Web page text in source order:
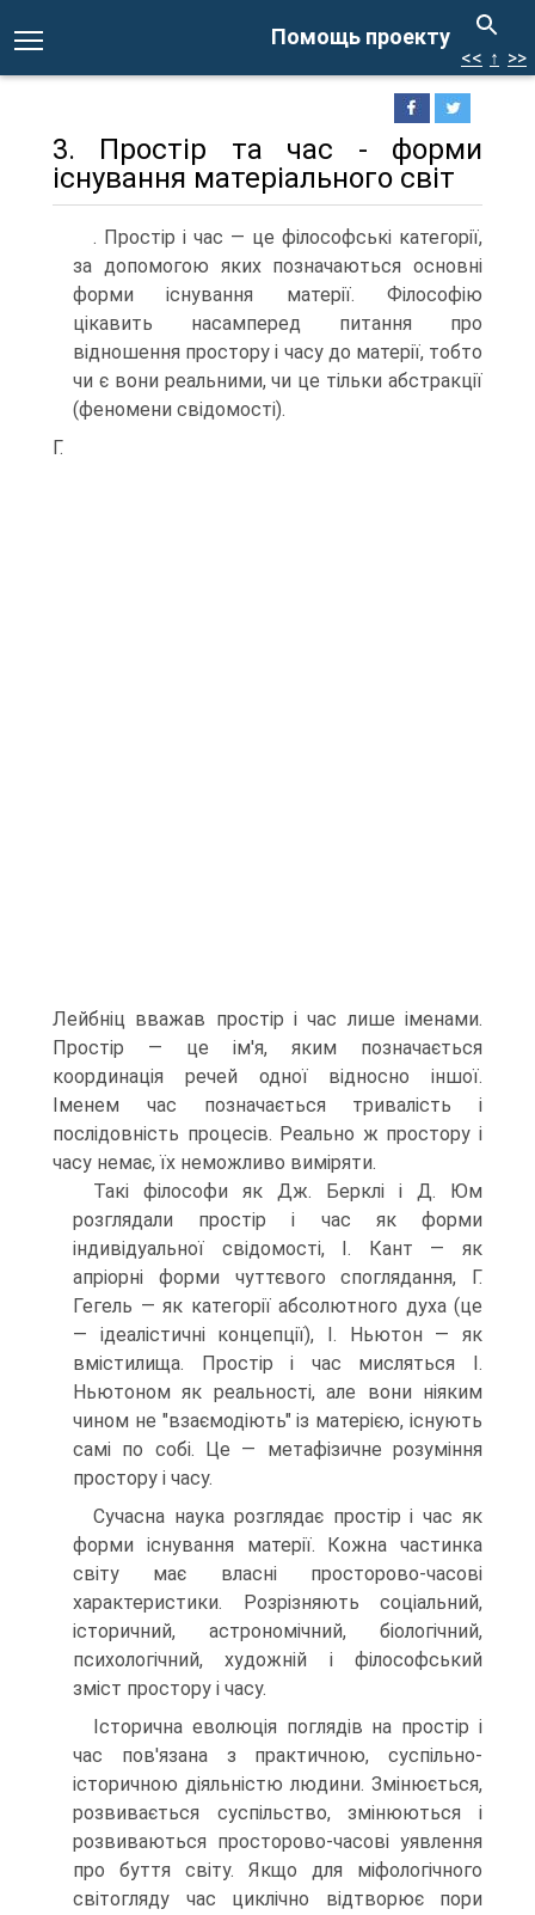
Помощь проекту
<< ↑ >>
3. Простір та час - форми
існування матеріального світ
. Простір і час — це філософські категорії,
за допомогою яких позначаються основні
форми існування матерії. Філософію
цікавить насамперед питання про
відношення простору і часу до матерії, тобто
чи є вони реальними, чи це тільки абстракції
(феномени свідомості).
Г.
Лейбніц вважав простір і час лише іменами.
Простір — це ім'я, яким позначається
координація речей одної відносно іншої.
Іменем час позначається тривалість і
послідовність процесів. Реально ж простору і
часу немає, їх неможливо виміряти.
Такі філософи як Дж. Берклі і Д. Юм
розглядали простір і час як форми
індивідуальної свідомості, І. Кант — як
апріорні форми чуттєвого споглядання, Г.
Гегель — як категорії абсолютного духа (це
— ідеалістичні концепції), І. Ньютон — як
вмістилища. Простір і час мисляться І.
Ньютоном як реальності, але вони ніяким
чином не "взаємодіють" із матерією, існують
самі по собі. Це — метафізичне розуміння
простору і часу.
Сучасна наука розглядає простір і час як
форми існування матерії. Кожна частинка
світу має власні просторово-часові
характеристики. Розрізняють соціальний,
історичний, астрономічний, біологічний,
психологічний, художній і філософський
зміст простору і часу.
Історична еволюція поглядів на простір і
час пов'язана з практичною, суспільно-
історичною діяльністю людини. Змінюється,
розвивається суспільство, змінюються і
розвиваються просторово-часові уявлення
про буття світу. Якщо для міфологічного
світогляду час циклічно відтворює пори